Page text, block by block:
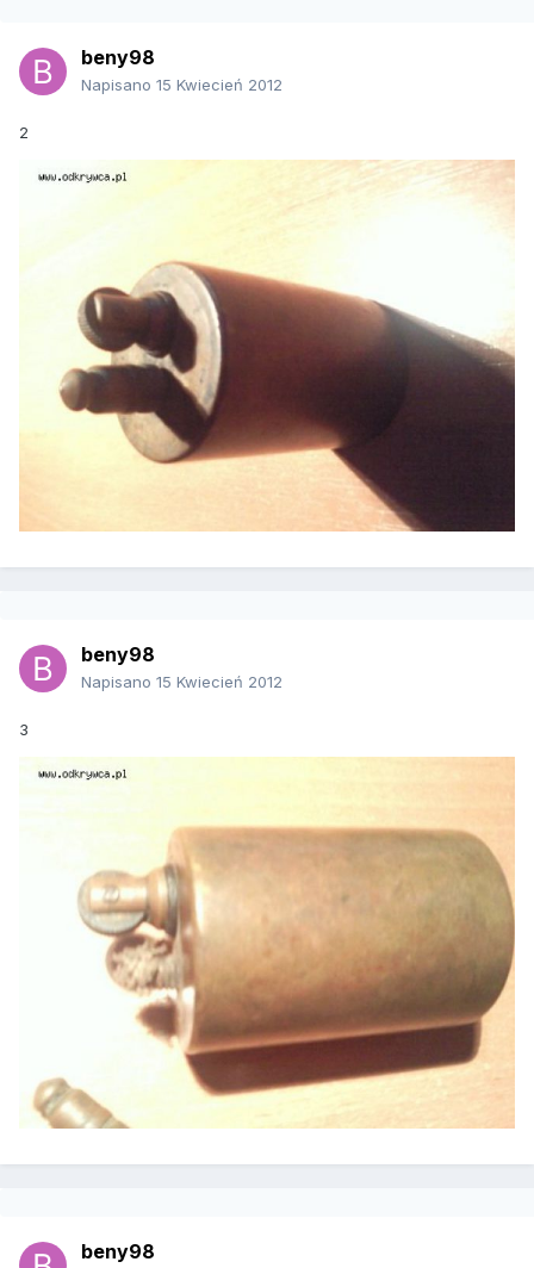
beny98
Napisano 15 Kwiecień 2012
2
beny98
Napisano 15 Kwiecień 2012
3
beny98